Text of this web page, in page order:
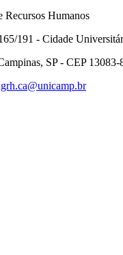
Recursos Humanos
191 - Cidade
SP - CEP 13083-